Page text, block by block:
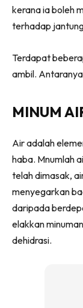
kerana ia boleh
terhadap
Terdapat
ambil.
MINUM
Air adalah
haba. Mnumlah
telah dimasak,
menyegarkan
daripada
elakkan
dehidrasi.